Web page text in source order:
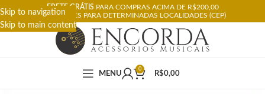
Skip to navigation
Skip to main content
FRETE GRÁTIS PARA COMPRAS ACIMA DE R$200,00
RESTRIÇÕES PARA DETERMINADAS LOCALIDADES (CEP)
MENU
0
R$0,00